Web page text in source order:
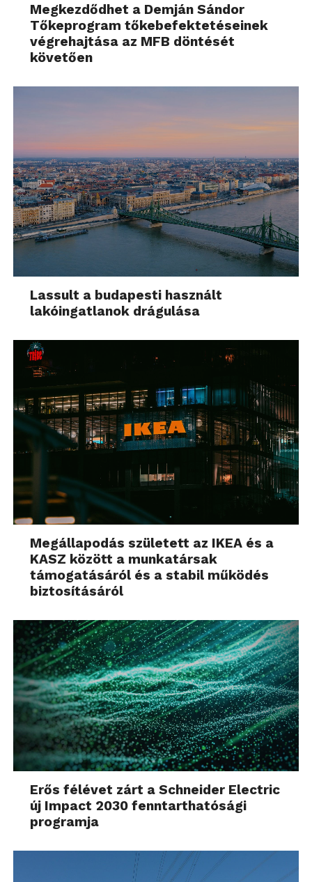
Megkezdődhet a Demján Sándor
Tőkeprogram tőkebefektetéseinek
végrehajtása az MFB döntését
követően
Lassult a budapesti használt
lakóingatlanok drágulása
Megállapodás született az IKEA és a
KASZ között a munkatársak
támogatásáról és a stabil működés
biztosításáról
Erős félévet zárt a Schneider Electric
új Impact 2030 fenntarthatósági
programja